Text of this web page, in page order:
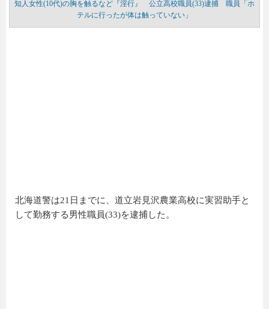
知人女性(10代)の胸を触るなど『淫行』 公立高校職員(33)逮捕 職員「ホ
テルに行ったが体は触っていない」
北海道警は21日までに、道立岩見沢農業高校に実習助手と
して勤務する男性職員(33)を逮捕した。